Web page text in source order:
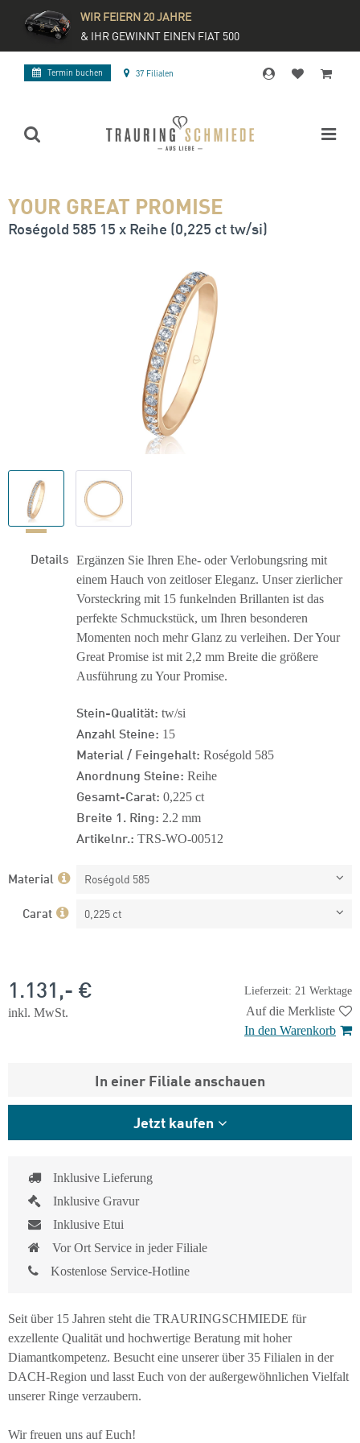
WIR FEIERN 20 JAHRE
& IHR GEWINNT EINEN FIAT 500
Termin buchen 37 Filialen
YOUR GREAT PROMISE
Roségold 585 15 x Reihe (0,225 ct tw/si)
Details Ergänzen Sie Ihren Ehe- oder Verlobungsring mit
einem Hauch von zeitloser Eleganz. Unser zierlicher
Vorsteckring mit 15 funkelnden Brillanten ist das
perfekte Schmuckstück, um Ihren besonderen
Momenten noch mehr Glanz zu verleihen. Der Your
Great Promise ist mit 2,2 mm Breite die größere
Ausführung zu Your Promise.
Stein-Qualität: tw/si
Anzahl Steine: 15
Material / Feingehalt: Roségold 585
Anordnung Steine: Reihe
Gesamt-Carat: 0,225 ct
Breite 1. Ring: 2.2 mm
Artikelnr.: TRS-WO-00512
Material Roségold 585
Carat 0,225 ct
Lieferzeit: 21 Werktage
1.131,- €
inkl. MwSt.
Auf die Merkliste
In den Warenkorb
In einer Filiale anschauen
Jetzt kaufen
Inklusive Lieferung
Inklusive Gravur
Inklusive Etui
Vor Ort Service in jeder Filiale
Kostenlose Service-Hotline
Seit über 15 Jahren steht die TRAURINGSCHMIEDE für
exzellente Qualität und hochwertige Beratung mit hoher
Diamantkompetenz. Besucht eine unserer über 35 Filialen in der
DACH-Region und lasst Euch von der außergewöhnlichen Vielfalt
unserer Ringe verzaubern.
Wir freuen uns auf Euch!